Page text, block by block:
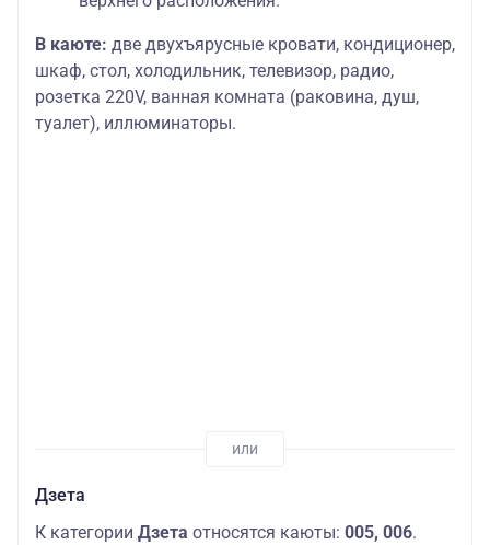
В каюте: две двухъярусные кровати, кондиционер,
шкаф, стол, холодильник, телевизор, радио,
розетка 220V, ванная комната (раковина, душ,
туалет), иллюминаторы.
Дзета
К категории Дзета относятся каюты: 005, 006.